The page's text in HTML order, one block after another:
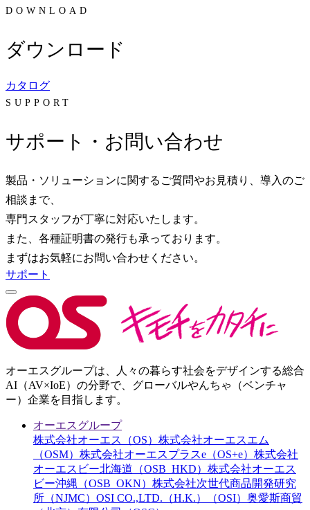
DOWNLOAD
ダウンロード
カタログ
SUPPORT
サポート・お問い合わせ
製品・ソリューションに関するご質問やお見積り、導入のご
相談まで、
専門スタッフが丁寧に対応いたします。
また、各種証明書の発行も承っております。
まずはお気軽にお問い合わせください。
サポート
オーエスグループは、人々の暮らす社会をデザインする総合
AI（AV×IoE）の分野で、グローバルやんちゃ（ベンチャ
ー）企業を目指します。
オーエスグループ
株式会社オーエス（OS） 株式会社オーエスエム
（OSM） 株式会社オーエスプラスe（OS+e） 株式会社
オーエスビー北海道（OSB_HKD） 株式会社オーエス
ビー沖縄（OSB_OKN） 株式会社次世代商品開発研究
所（NJMC） OSI CO.,LTD.（H.K.）（OSI） 奥愛斯商貿